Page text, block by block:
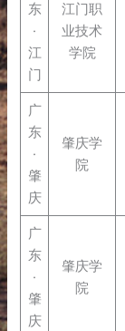
东
·
江
门
江门职
业技术
学院
广
东
·
肇
庆
肇庆学
院
广
东
·
肇
庆
肇庆学
院